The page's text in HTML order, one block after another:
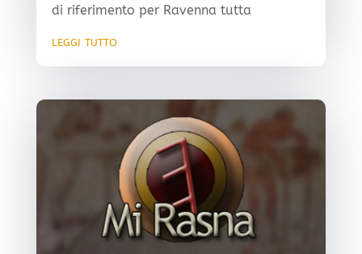
di riferimento per Ravenna tutta
leggi tutto